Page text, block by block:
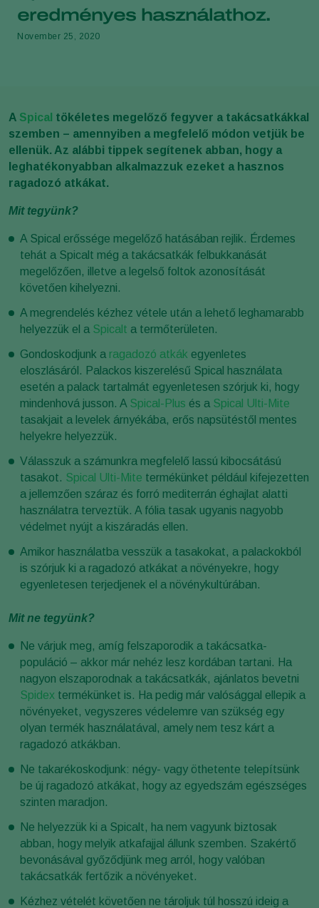
eredményes használathoz.
November 25, 2020
A Spical tökéletes megelőző fegyver a takácsatkákkal
szemben – amennyiben a megfelelő módon vetjük be
ellenük. Az alábbi tippek segítenek abban, hogy a
leghatékonyabban alkalmazzuk ezeket a hasznos
ragadozó atkákat.
Mit tegyünk?
A Spical erőssége megelőző hatásában rejlik. Érdemes
tehát a Spicalt még a takácsatkák felbukkanását
megelőzően, illetve a legelső foltok azonosítását
követően kihelyezni.
A megrendelés kézhez vétele után a lehető leghamarabb
helyezzük el a Spicalt a termőterületen.
Gondoskodjunk a ragadozó atkák egyenletes
eloszlásáról. Palackos kiszerelésű Spical használata
esetén a palack tartalmát egyenletesen szórjuk ki, hogy
mindenhová jusson. A Spical-Plus és a Spical Ulti-Mite
tasakjait a levelek árnyékába, erős napsütéstől mentes
helyekre helyezzük.
Válasszuk a számunkra megfelelő lassú kibocsátású
tasakot. Spical Ulti-Mite termékünket például kifejezetten
a jellemzően száraz és forró mediterrán éghajlat alatti
használatra terveztük. A fólia tasak ugyanis nagyobb
védelmet nyújt a kiszáradás ellen.
Amikor használatba vesszük a tasakokat, a palackokból
is szórjuk ki a ragadozó atkákat a növényekre, hogy
egyenletesen terjedjenek el a növénykultúrában.
Mit ne tegyünk?
Ne várjuk meg, amíg felszaporodik a takácsatka-
populáció – akkor már nehéz lesz kordában tartani. Ha
nagyon elszaporodnak a takácsatkák, ajánlatos bevetni
Spidex termékünket is. Ha pedig már valósággal ellepik a
növényeket, vegyszeres védelemre van szükség egy
olyan termék használatával, amely nem tesz kárt a
ragadozó atkákban.
Ne takarékoskodjunk: négy- vagy öthetente telepítsünk
be új ragadozó atkákat, hogy az egyedszám egészséges
szinten maradjon.
Ne helyezzük ki a Spicalt, ha nem vagyunk biztosak
abban, hogy melyik atkafajjal állunk szemben. Szakértő
bevonásával győződjünk meg arról, hogy valóban
takácsatkák fertőzik a növényeket.
Kézhez vételét követően ne tároljuk túl hosszú ideig a